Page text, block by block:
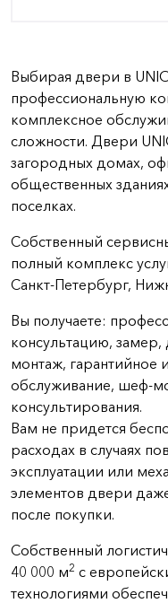
Выбирая двери в
профессиональную
комплексное
сложности. Двери
загородных домах,
общественных
поселках.
Собственный
полный комплекс
Санкт-Петербург,
Вы получаете:
консультацию, замер,
монтаж, гарантийное
обслуживание, шеф-
консультирования.
Вам не придется
расходах в случаях
эксплуатации или
элементов двери
после покупки.
Собственный
40 000 м2 с
технологиями